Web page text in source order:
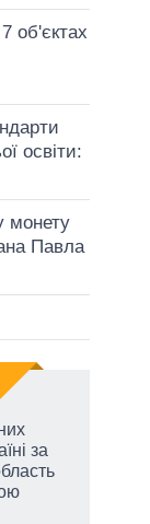
об'єктах
освіти:
монету
Павла
за